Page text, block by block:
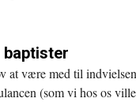
at være med til
(som vi hos os